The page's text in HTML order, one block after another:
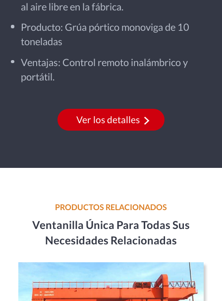
al aire libre en la fábrica.
Producto: Grúa pórtico monoviga de 10
toneladas
Ventajas: Control remoto inalámbrico y
portátil.
Ver los detalles
PRODUCTOS RELACIONADOS
Ventanilla Única Para Todas Sus
Necesidades Relacionadas